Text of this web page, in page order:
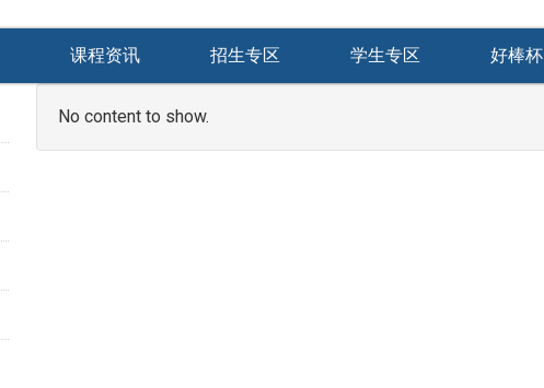
课程资讯 招生专区 学生专区 好棒杯
No content to show.